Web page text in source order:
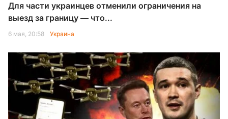
Для части украинцев отменили ограничения на
выезд за границу — что...
6 мая, 20:58 Украина